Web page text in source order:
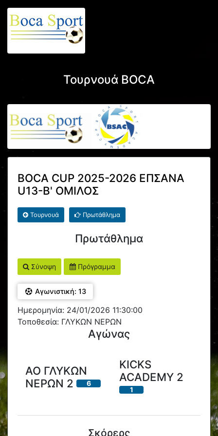
Τουρνουά BOCA
BOCA CUP 2025-2026 ΕΠΣΑΝΑ
U13-Β' ΟΜΙΛΟΣ
Τουρνουά Πρωτάθλημα
Πρωτάθλημα
Σύνοψη Πρόγραμμα
Αγωνιστική: 13
Ημερομηνία: 24/01/2026 11:30:00
Τοποθεσία: ΓΛΥΚΩΝ ΝΕΡΩΝ
Αγώνας
ΑΟ ΓΛΥΚΩΝ
ΝΕΡΩΝ 2
6
KICKS
ACADEMY 2
1
Σκόρερς